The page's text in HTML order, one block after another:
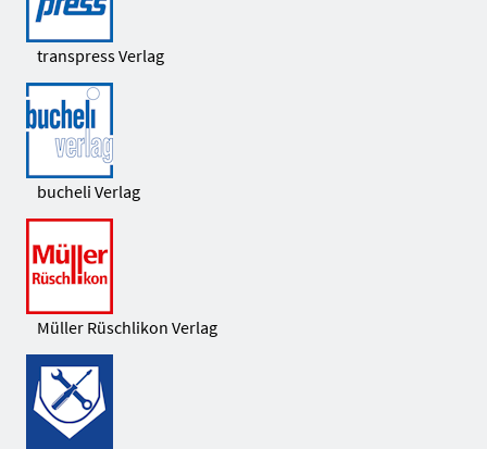
transpress Verlag
bucheli Verlag
Müller Rüschlikon Verlag